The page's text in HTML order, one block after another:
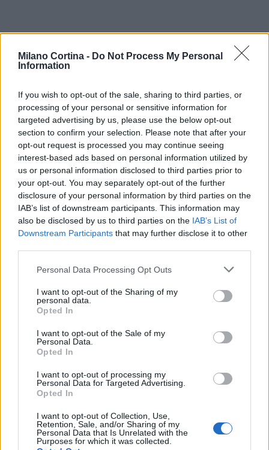
Milano Cortina - Do Not Process My Personal
Information
If you wish to opt-out of the sale, sharing to third parties, or
processing of your personal or sensitive information for
targeted advertising by us, please use the below opt-out
section to confirm your selection. Please note that after your
opt-out request is processed you may continue seeing
interest-based ads based on personal information utilized by
us or personal information disclosed to third parties prior to
your opt-out. You may separately opt-out of the further
disclosure of your personal information by third parties on the
IAB’s list of downstream participants. This information may
also be disclosed by us to third parties on the IAB’s List of
Downstream Participants that may further disclose it to other
Please note that this website/app uses one or more Google
not limited to your visit or usage behaviour. You may click to
grant or deny consent to Google and its third-party tags to
use your data for below specified purposes in below Google
consent section.
Personal Data Processing Opt Outs
I want to opt-out of the Sharing of my
personal data.
Opted In
I want to opt-out of the Sale of my
Personal Data.
Opted In
I want to opt-out of processing my
Personal Data for Targeted Advertising.
Opted In
I want to opt-out of Collection, Use,
Retention, Sale, and/or Sharing of my
Personal Data that Is Unrelated with the
Purposes for which it was collected.
Continua a leggere
NEWS
Don Antonio Mazzi: l’ultimo saluto a Milano tra
emozioni e canti
NEWS